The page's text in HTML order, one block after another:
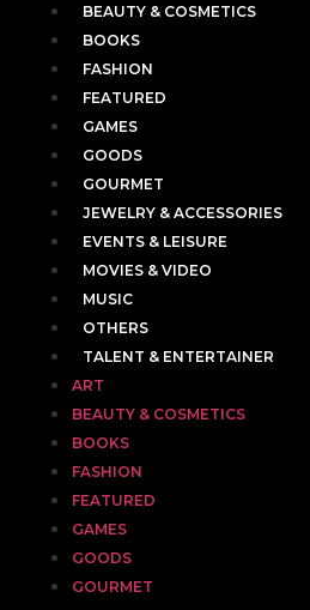
BEAUTY & COSMETICS
BOOKS
FASHION
FEATURED
GAMES
GOODS
GOURMET
JEWELRY & ACCESSORIES
EVENTS & LEISURE
MOVIES & VIDEO
MUSIC
OTHERS
TALENT & ENTERTAINER
ART
BEAUTY & COSMETICS
BOOKS
FASHION
FEATURED
GAMES
GOODS
GOURMET